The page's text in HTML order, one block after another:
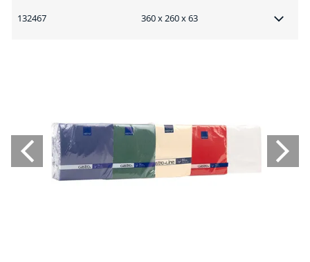
132467 360 x 260 x 63